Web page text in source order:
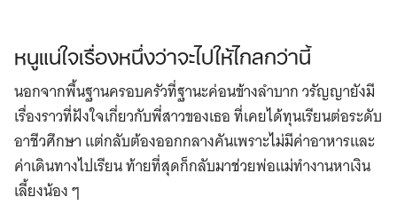
หนูแน่ใจเรื่องหนึ่งว่าจะไปให้ไกลกว่านี้
นอกจากพื้นฐานครอบครัวที่ฐานะค่อนข้างลำบาก วรัญญายังมี
เรื่องราวที่ฝังใจเกี่ยวกับพี่สาวของเธอ ที่เคยได้ทุนเรียนต่อระดับ
อาชีวศึกษา แต่กลับต้องออกกลางคันเพราะไม่มีค่าอาหารและ
ค่าเดินทางไปเรียน ท้ายที่สุดก็กลับมาช่วยพ่อแม่ทำงานหาเงิน
เลี้ยงน้อง ๆ